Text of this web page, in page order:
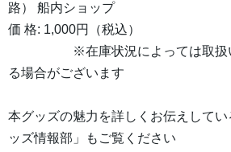
路） 船内ショップ
価 格: 1,000円（税込）
※在庫状況によっては取扱い
る場合がございます
本グッズの魅力を詳しくお伝えして
ッズ情報部」もご覧ください